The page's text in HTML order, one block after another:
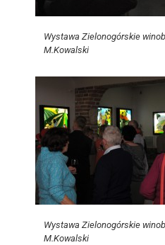
Wystawa Zielonogórskie
M.Kowalski
Wystawa Zielonogórskie
M.Kowalski